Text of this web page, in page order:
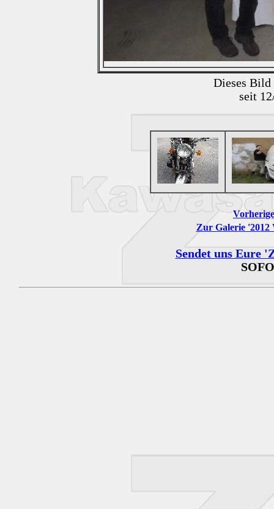
Dieses Bild
seit
Zur Galerie
Sendet uns Eure